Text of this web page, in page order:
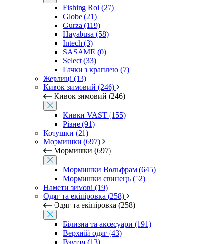
Fishing Roi (27)
Globe (21)
Gurza (119)
Hayabusa (58)
Intech (3)
SASAME (0)
Select (33)
Гачки з краплею (7)
Жерлиці (13)
Кивок зимовий (246)
Кивок зимовий (246)
Кивки VAST (155)
Різне (91)
Котушки (21)
Мормишки (697)
Мормишки (697)
Мормишки Вольфрам (645)
Мормишки свинець (52)
Намети зимові (19)
Одяг та екіпіровка (258)
Одяг та екіпіровка (258)
Білизна та аксесуари (191)
Верхній одяг (43)
Взуття (13)